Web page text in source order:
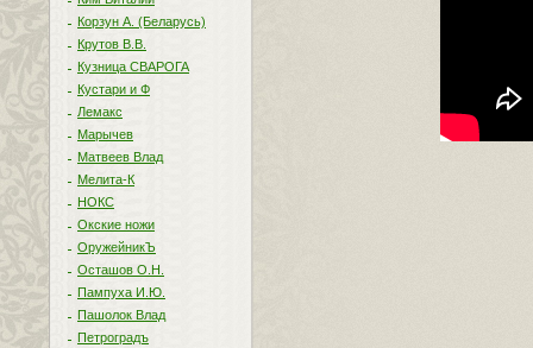
Корзун А. (Беларусь)
Крутов В.В.
Кузница СВАРОГА
Кустари и Ф
Лемакс
Марычев
Матвеев Влад
Мелита-К
НОКС
Окские ножи
ОружейникЪ
Осташов О.Н.
Пампуха И.Ю.
Пашолок Влад
Петроградъ